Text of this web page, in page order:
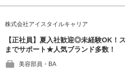
株式会社アイスタイルキャリア
【正社員】夏入社歓迎◎未経験OK！
までサポート★人気ブランド多数！
美容部員・BA